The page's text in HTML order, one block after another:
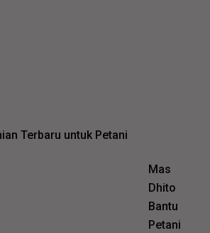
Terbaru untuk Petani
Mas
Dhito
Bantu
Petani